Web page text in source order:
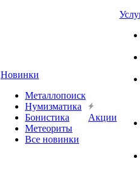
Новинки
Металлопоиск
Нумизматика
Бонистика
Метеориты
Все новинки
Акции